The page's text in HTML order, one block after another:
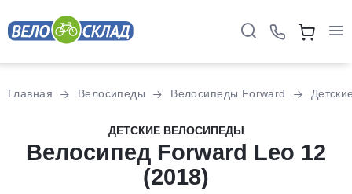
Главная Велосипеды Велосипеды Forward
ДЕТСКИЕ ВЕЛОСИПЕДЫ
Велосипед Forward Leo 12
(2018)
Разбейте
оплатуна части
без переплат